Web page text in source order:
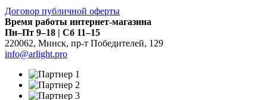
Договор публичной оферты
Время работы интернет-магазина
Пн–Пт 9–18 | Сб 11–15
220062, Минск, пр-т Победителей, 129
info@arlight.pro